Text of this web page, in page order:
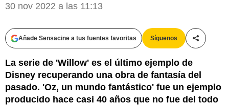
30 nov 2022 a las 11:13
Añade Sensacine a tus fuentes favoritas Síguenos
La serie de 'Willow' es el último ejemplo de
Disney recuperando una obra de fantasía del
pasado. 'Oz, un mundo fantástico' fue un ejemplo
producido hace casi 40 años que no fue del todo